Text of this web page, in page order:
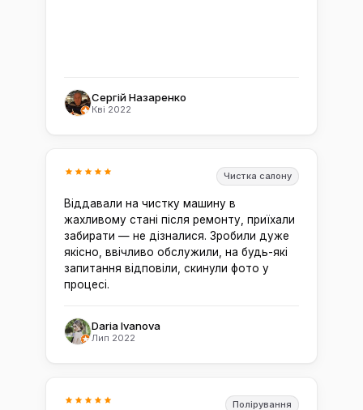
Сергій Назаренко
Кві 2022
Чистка салону
Віддавали на чистку машину в
жахливому стані після ремонту, приїхали
забирати — не дізналися. Зробили дуже
якісно, ввічливо обслужили, на будь-які
запитання відповіли, скинули фото у
процесі.
Daria Ivanova
Лип 2022
Полірування